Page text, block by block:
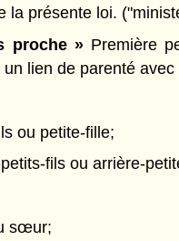
la présente loi.
proche » Première
lien de parenté
ou petite-fille;
fils ou arrière-
sœur;